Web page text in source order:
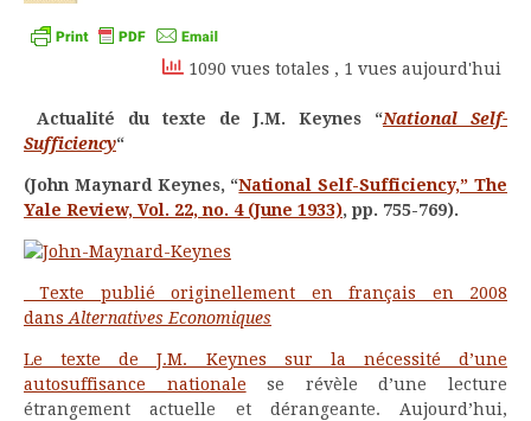
1090 vues totales , 1 vues aujourd'hui
Actualité du texte de J.M. Keynes “National Self-
Sufficiency“
(John Maynard Keynes, “National Self-Sufficiency,” The
Yale Review, Vol. 22, no. 4 (June 1933), pp. 755-769).
Texte publié originellement en français en 2008
dans Alternatives Economiques
Le texte de J.M. Keynes sur la nécessité d’une
autosuffisance nationale se révèle d’une lecture
étrangement actuelle et dérangeante. Aujourd’hui,